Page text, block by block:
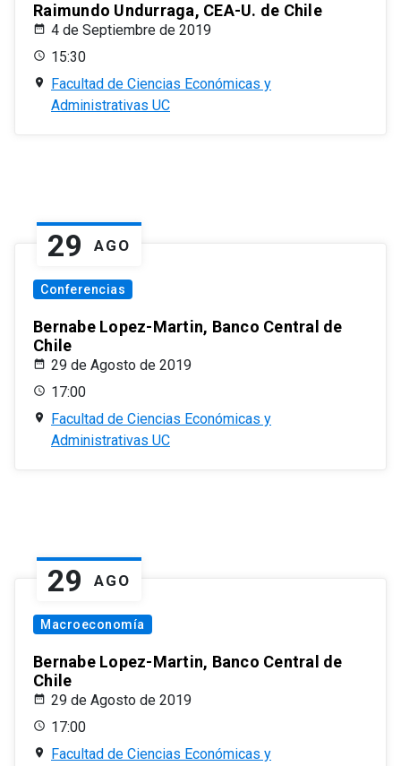
Raimundo Undurraga, CEA-U. de Chile
4 de Septiembre de 2019
15:30
Facultad de Ciencias Económicas y
Administrativas UC
29 AGO
Conferencias
Bernabe Lopez-Martin, Banco Central de
Chile
29 de Agosto de 2019
17:00
Facultad de Ciencias Económicas y
Administrativas UC
29 AGO
Macroeconomía
Bernabe Lopez-Martin, Banco Central de
Chile
29 de Agosto de 2019
17:00
Facultad de Ciencias Económicas y